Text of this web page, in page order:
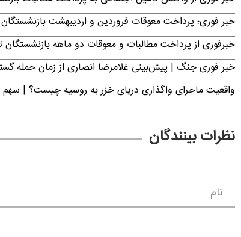
خبر فوری؛ پرداخت معوقات فروردین و اردیبهشت
خبرفوری از پرداخت مطالبات و معوقات دو ماهه بازنشستگان
خبر فوری جنگ | پیش‌بینی غلامرضا انصاری از زمان حمله
واقعیت ماجرای واگذاری دریای خزر به روسیه چیست؟ | سهم
نظرات بینندگان
نام